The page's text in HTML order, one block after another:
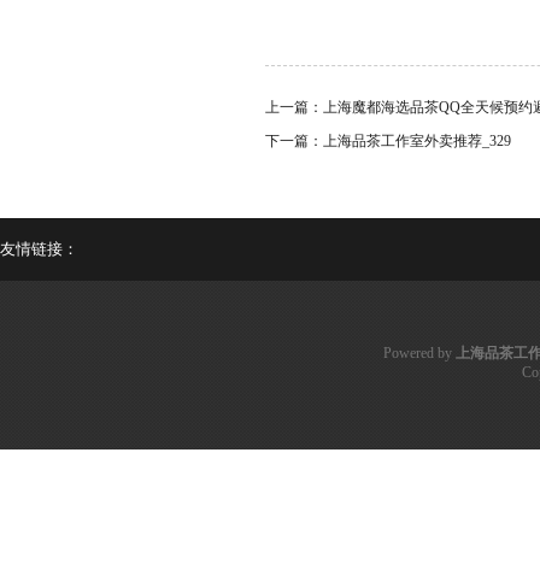
上一篇： 上海魔都海选品茶QQ全天候预约
下一篇： 上海品茶工作室外卖推荐_329
友情链接：
Powered by 上海品茶工